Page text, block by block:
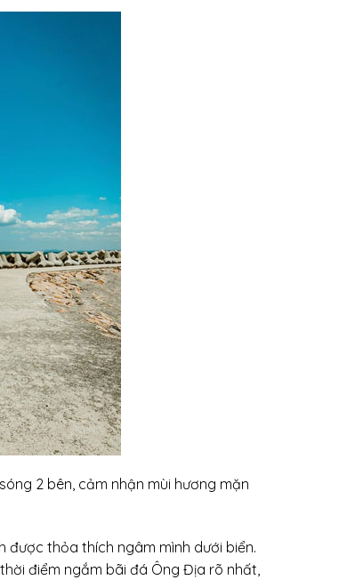
2 bên, cảm nhận mùi hương mặn
được thỏa thích ngâm mình dưới biển.
điểm ngắm bãi đá Ông Địa rõ nhất,